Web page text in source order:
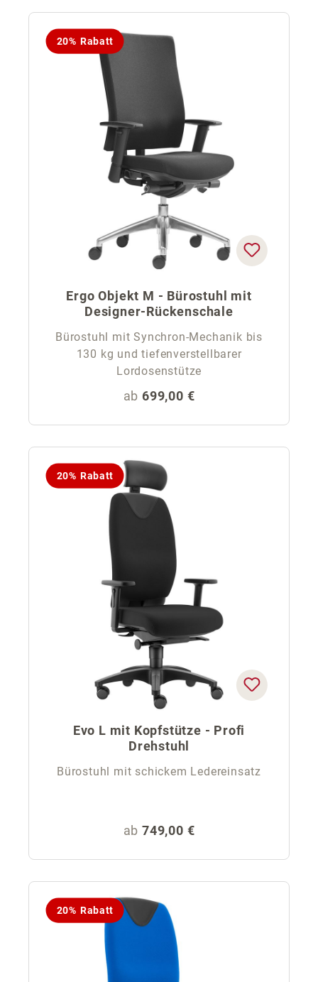
20% Rabatt
Ergo Objekt M - Bürostuhl mit
Designer-Rückenschale
Bürostuhl mit Synchron-Mechanik bis
130 kg und tiefenverstellbarer
Lordosenstütze
Regulärer Preis:
ab 699,00 €
20% Rabatt
Evo L mit Kopfstütze - Profi
Drehstuhl
Bürostuhl mit schickem Ledereinsatz
Regulärer Preis:
ab 749,00 €
20% Rabatt